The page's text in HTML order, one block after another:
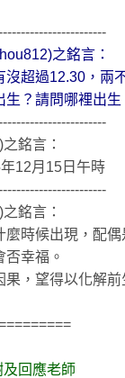
之銘言：
超過12.30，兩
生？請問哪裡出生
銘言：
12月15日午時
銘言：
麼時候出現，配
幸福。
，望得以化解前
回應老師